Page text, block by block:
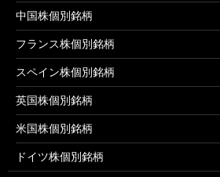
中国株個別銘柄
フランス株個別銘柄
スペイン株個別銘柄
英国株個別銘柄
米国株個別銘柄
ドイツ株個別銘柄